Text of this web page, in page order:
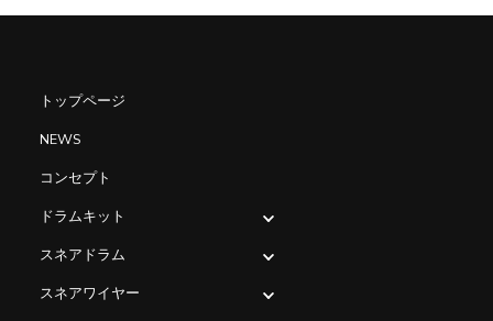
トップページ
NEWS
コンセプト
ドラムキット
スネアドラム
スネアワイヤー